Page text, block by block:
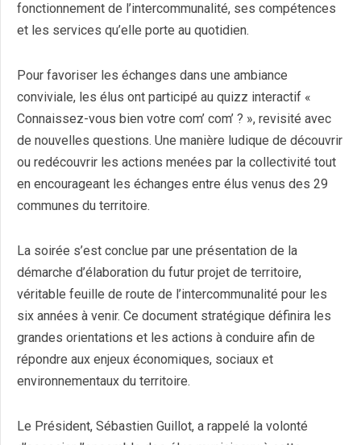
fonctionnement de l’intercommunalité, ses compétences
et les services qu’elle porte au quotidien.
Pour favoriser les échanges dans une ambiance
conviviale, les élus ont participé au quizz interactif «
Connaissez-vous bien votre com’ com’ ? », revisité avec
de nouvelles questions. Une manière ludique de découvrir
ou redécouvrir les actions menées par la collectivité tout
en encourageant les échanges entre élus venus des 29
communes du territoire.
La soirée s’est conclue par une présentation de la
démarche d’élaboration du futur projet de territoire,
véritable feuille de route de l’intercommunalité pour les
six années à venir. Ce document stratégique définira les
grandes orientations et les actions à conduire afin de
répondre aux enjeux économiques, sociaux et
environnementaux du territoire.
Le Président, Sébastien Guillot, a rappelé la volonté